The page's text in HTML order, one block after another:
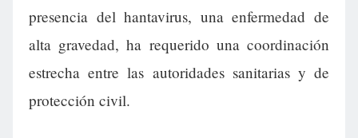
presencia del hantavirus, una enfermedad de
alta gravedad, ha requerido una coordinación
estrecha entre las autoridades sanitarias y de
protección civil.